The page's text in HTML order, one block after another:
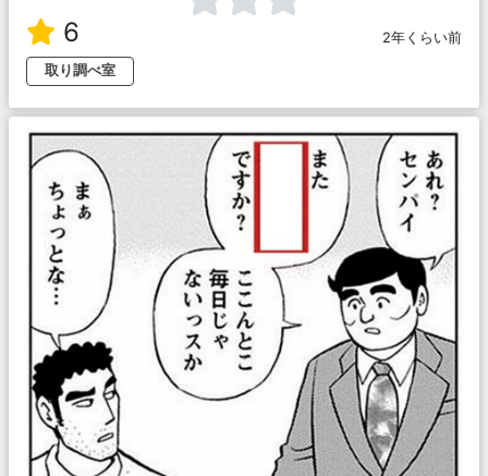
6
2年くらい前
取り調べ室